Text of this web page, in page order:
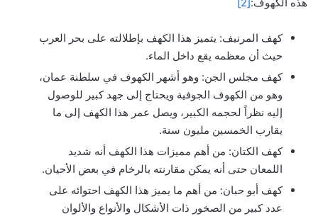
كهف المرنيف: يتميز هذا الكهف بإطلالته على بحر العرب
حيث أن معظمه يقع داخل الماء.
كهف مجلس الجن: وهو أشهر الكهوف في سلطنة عمان،
وهو من الكهوف الجوفية ويحتاج إلى جهد كبير للوصول
إليه نظراً لحجمه الكبير، ويصل عمر هذا الكهف إلى ما
يقارب الخمسين مليون سنة.
كهف الكتان: من أهم مميزات هذا الكهف أنه شديد
اللمعان حتى أنه يمكن مقارنته بالرخام في بعض الأحيان.
كهف أبو حبان: من أهم ما يميز هذا الكهف احتوائه على
عدد كبير من الصخور ذات الأشكال والأنواع والألوان